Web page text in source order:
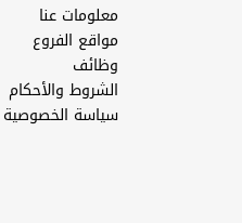
معلومات عنا
مواقع الفروع
وظائف
الشروط والأحكام
سياسة الخصوصية